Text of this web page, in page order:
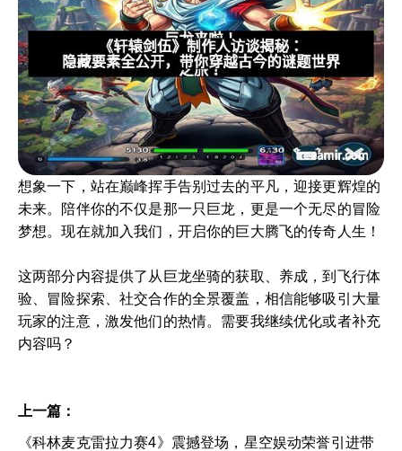
想象一下，站在巅峰挥手告别过去的平凡，迎接更辉煌的
未来。陪伴你的不仅是那一只巨龙，更是一个无尽的冒险
梦想。现在就加入我们，开启你的巨大腾飞的传奇人生！
这两部分内容提供了从巨龙坐骑的获取、养成，到飞行体
验、冒险探索、社交合作的全景覆盖，相信能够吸引大量
玩家的注意，激发他们的热情。需要我继续优化或者补充
内容吗？
上一篇：
《科林麦克雷拉力赛4》震撼登场，星空娱动荣誉引进带